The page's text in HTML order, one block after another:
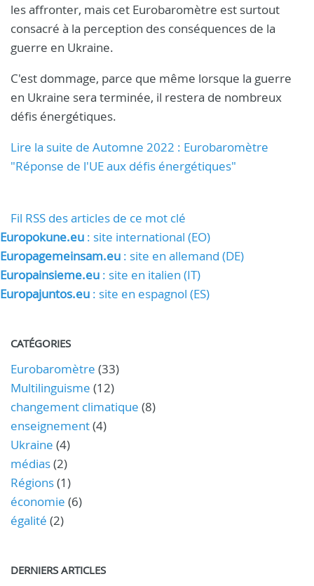
les affronter, mais cet Eurobaromètre est surtout
consacré à la perception des conséquences de la
guerre en Ukraine.
C'est dommage, parce que même lorsque la guerre
en Ukraine sera terminée, il restera de nombreux
défis énergétiques.
Lire la suite de Automne 2022 : Eurobaromètre
"Réponse de l'UE aux défis énergétiques"
Fil RSS des articles de ce mot clé
Europokune.eu : site international (EO)
Europagemeinsam.eu : site en allemand (DE)
Europainsieme.eu : site en italien (IT)
Europajuntos.eu : site en espagnol (ES)
CATÉGORIES
Eurobaromètre (33)
Multilinguisme (12)
changement climatique (8)
enseignement(4)
Ukraine (4)
médias(2)
Régions(1)
économie (6)
égalité (2)
DERNIERS ARTICLES